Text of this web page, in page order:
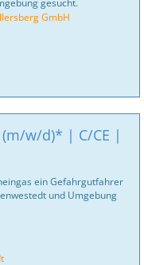
GmbH
w/d)* | C/CE |
ein Gefahrgutfahrer
und Umgebung